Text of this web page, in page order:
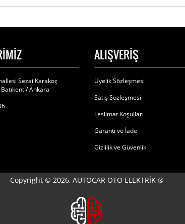
Sezai Karakoç
/ Ankara
ALIŞVERİŞ
Üyelik Sözleşmesi
Satış Sözleşmesi
Teslimat Koşulları
Garanti ve İade
Gizlilik ve Güvenlik
Copyright © 2026, AUTOCAR OTO ELEKTRİK ®